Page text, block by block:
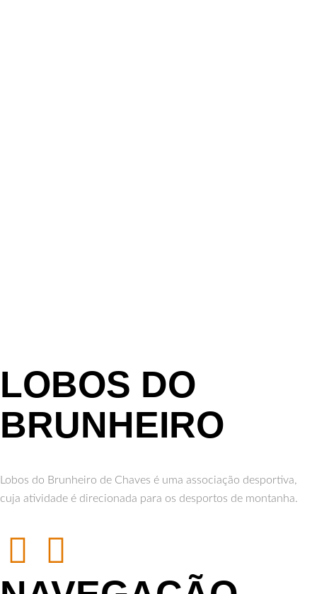
LOBOS DO
BRUNHEIRO
Lobos do Brunheiro de Chaves é uma associação desportiva,
cuja atividade é direcionada para os desportos de montanha.